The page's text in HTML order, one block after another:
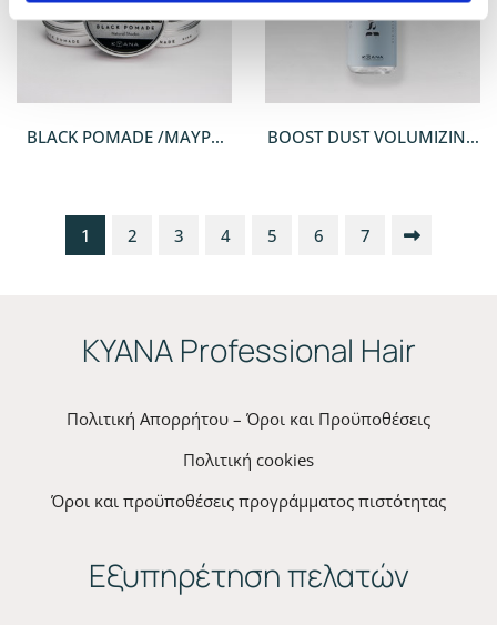
BLACK POMADE /ΜΑΎΡΗ
BOOST DUST VOLUMIZING
1 2 3 4 5 6 7
ΚYANA Professional Hair
Πολιτική Απορρήτου – Όροι και Προϋποθέσεις
Πολιτική cookies
Όροι και προϋποθέσεις προγράμματος πιστότητας
Εξυπηρέτηση πελατών